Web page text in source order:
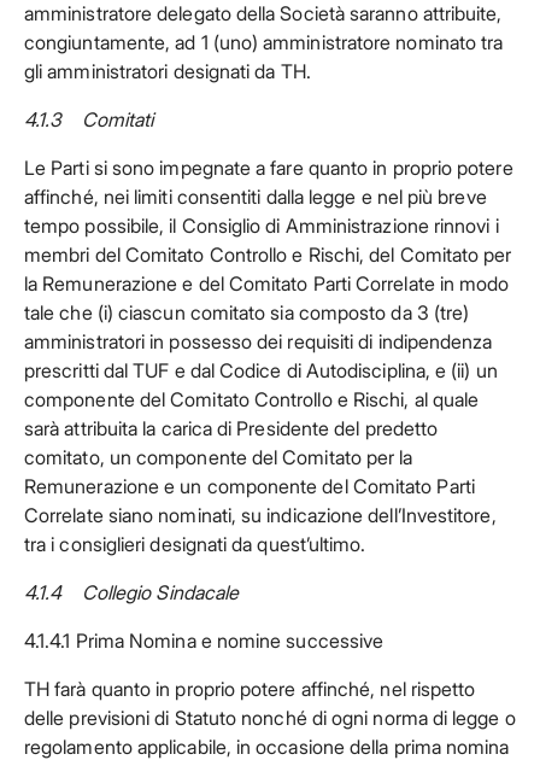
amministratore delegato della Società saranno attribuite,
congiuntamente, ad 1 (uno) amministratore nominato tra
gli amministratori designati da TH.
4.1.3 Comitati
Le Parti si sono impegnate a fare quanto in proprio potere
affinché, nei limiti consentiti dalla legge e nel più breve
tempo possibile, il Consiglio di Amministrazione rinnovi i
membri del Comitato Controllo e Rischi, del Comitato per
la Remunerazione e del Comitato Parti Correlate in modo
tale che (i) ciascun comitato sia composto da 3 (tre)
amministratori in possesso dei requisiti di indipendenza
prescritti dal TUF e dal Codice di Autodisciplina, e (ii) un
componente del Comitato Controllo e Rischi, al quale
sarà attribuita la carica di Presidente del predetto
comitato, un componente del Comitato per la
Remunerazione e un componente del Comitato Parti
Correlate siano nominati, su indicazione dell’Investitore,
tra i consiglieri designati da quest’ultimo.
4.1.4 Collegio Sindacale
4.1.4.1 Prima Nomina e nomine successive
TH farà quanto in proprio potere affinché, nel rispetto
delle previsioni di Statuto nonché di ogni norma di legge o
regolamento applicabile, in occasione della prima nomina